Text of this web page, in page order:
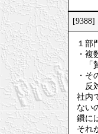
[9388]
１部
・
「
・そ
反
社内
ない
鑽に
それ